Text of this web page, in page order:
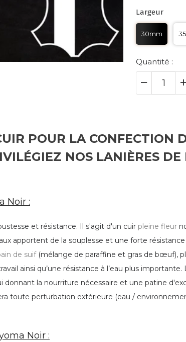
Largeur
30mm
Quantité :
POUR LA CONFECTION
NOS LANIÈRES
Noir :
et résistance. Il s'agit d'un cuir pleine fleur
apportent de la souplesse et une forte
de suif(mélange de paraffine et gras de bœuf),
ainsi qu’une résistance à l’eau plus
la nourriture nécessaire et une patine
toute perturbation extérieure (eau /
Noir :